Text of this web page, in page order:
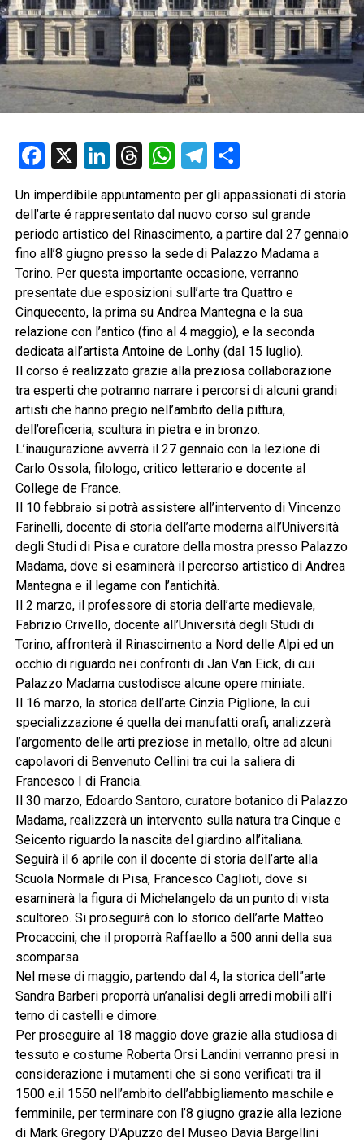
Facebook
X LinkedIn
Threads
WhatsApp
Telegram
Condividi
Un imperdibile appuntamento per gli appassionati di storia
dell’arte é rappresentato dal nuovo corso sul grande
periodo artistico del Rinascimento, a partire dal 27 gennaio
fino all’8 giugno presso la sede di Palazzo Madama a
Torino. Per questa importante occasione, verranno
presentate due esposizioni sull’arte tra Quattro e
Cinquecento, la prima su Andrea Mantegna e la sua
relazione con l’antico (fino al 4 maggio), e la seconda
dedicata all’artista Antoine de Lonhy (dal 15 luglio).
Il corso é realizzato grazie alla preziosa collaborazione
tra esperti che potranno narrare i percorsi di alcuni grandi
artisti che hanno pregio nell’ambito della pittura,
dell’oreficeria, scultura in pietra e in bronzo.
L’inaugurazione avverrà il 27 gennaio con la lezione di
Carlo Ossola, filologo, critico letterario e docente al
College de France.
Il 10 febbraio si potrà assistere all’intervento di Vincenzo
Farinelli, docente di storia dell’arte moderna all’Università
degli Studi di Pisa e curatore della mostra presso Palazzo
Madama, dove si esaminerà il percorso artistico di Andrea
Mantegna e il legame con l’antichità.
Il 2 marzo, il professore di storia dell’arte medievale,
Fabrizio Crivello, docente all’Università degli Studi di
Torino, affronterà il Rinascimento a Nord delle Alpi ed un
occhio di riguardo nei confronti di Jan Van Eick, di cui
Palazzo Madama custodisce alcune opere miniate.
Il 16 marzo, la storica dell’arte Cinzia Piglione, la cui
specializzazione é quella dei manufatti orafi, analizzerà
l’argomento delle arti preziose in metallo, oltre ad alcuni
capolavori di Benvenuto Cellini tra cui la saliera di
Francesco I di Francia.
Il 30 marzo, Edoardo Santoro, curatore botanico di Palazzo
Madama, realizzerà un intervento sulla natura tra Cinque e
Seicento riguardo la nascita del giardino all’italiana.
Seguirà il 6 aprile con il docente di storia dell’arte alla
Scuola Normale di Pisa, Francesco Caglioti, dove si
esaminerà la figura di Michelangelo da un punto di vista
scultoreo. Si proseguirà con lo storico dell’arte Matteo
Procaccini, che il proporrà Raffaello a 500 anni della sua
scomparsa.
Nel mese di maggio, partendo dal 4, la storica dell”arte
Sandra Barberi proporrà un’analisi degli arredi mobili all’i
terno di castelli e dimore.
Per proseguire al 18 maggio dove grazie alla studiosa di
tessuto e costume Roberta Orsi Landini verranno presi in
considerazione i mutamenti che si sono verificati tra il
1500 e.il 1550 nell’ambito dell’abbigliamento maschile e
femminile, per terminare con l’8 giugno grazie alla lezione
di Mark Gregory D’Apuzzo del Museo Davia Bargellini